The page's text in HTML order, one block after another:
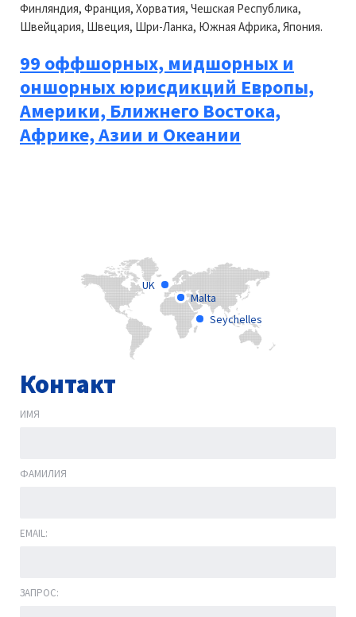
Финляндия, Франция, Хорватия, Чешская Республика,
Швейцария, Швеция, Шри-Ланка, Южная Африка, Япония.
99 оффшорных, мидшорных и
оншорных юрисдикций Европы,
Америки, Ближнего Востока,
Африке, Азии и Океании
UK
Malta
Seychelles
Контакт
ИМЯ
ФАМИЛИЯ
EMAIL:
ЗАПРОС: